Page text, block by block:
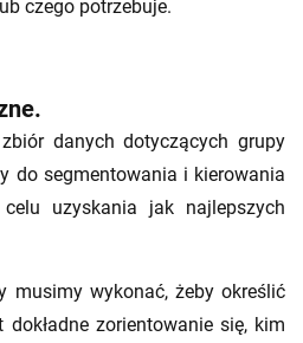
czego potrzebuje.
danych dotyczących grupy
do segmentowania i kierowania
uzyskania jak najlepszych
musimy wykonać, żeby określić
zorientowanie się, kim